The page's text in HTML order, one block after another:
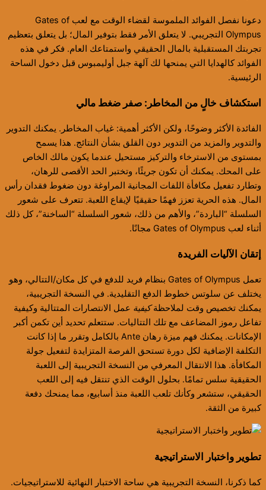
دعونا نفصل الفوائد الملموسة لقضاء الوقت مع لعب Gates of
Olympus التجريبي. لا يتعلق الأمر فقط بتوفير المال؛ بل يتعلق بتعظيم
تجربتك المستقبلية بالمال الحقيقي واستمتاعك العام. فكر في هذه
الفوائد كالهدايا التي يمنحها لك آلهة جبل أوليمبوس قبل دخول الساحة
الرئيسية.
استكشاف خالٍ من المخاطر: صفر ضغط مالي
الفائدة الأكثر وضوحًا، ولكن الأكثر أهمية: غياب المخاطر. يمكنك التدوير
والتدوير والمزيد من التدوير دون القلق بشأن النتائج. هذا يسمح
بمستوى من الاسترخاء والتركيز مستحيل عندما يكون مالك الخاص
على المحك. يمكنك أن تكون جريئًا، وتختبر الحد الأقصى للرهان،
وتطارد تفعيل مكافأة اللفات المجانية المراوغة دون ضغوط فقدان رأس
المال. هذه الحرية تعزز فهمًا حقيقيًا لإيقاع اللعبة. تتعرف على شعور
السلسلة “الباردة”، والأهم من ذلك، شعور السلسلة “الساخنة”، كل ذلك
أثناء لعب Gates of Olympus مجانًا.
إتقان الآليات الفريدة
تعمل Gates of Olympus بنظام فريد للدفع في كل مكان/التتالي، وهو
يختلف عن سلوتس خطوط الدفع التقليدية. في النسخة التجريبية،
يمكنك تخصيص وقت لملاحظةكيفية عمل الانتصارات المتتالية وكيفية
تفاعل رموز المضاعف مع تلك التتاليات. ستتعلم تحديد أين تكمن أكبر
الإمكانات. يمكنك فهم ميزة رهان Ante بالكامل وتقرر ما إذا كانت
التكلفة الإضافية لكل دورة تستحق الفرصة المتزايدة لتفعيل جولة
المكافأة. هذا الانتقال المعرفي من النسخة التجريبية إلى اللعبة
الحقيقية سلس تمامًا. بحلول الوقت الذي تنتقل فيه إلى اللعب
الحقيقي، ستشعر وكأنك تلعب اللعبة منذ أسابيع، مما يمنحك دفعة
كبيرة من الثقة.
تطوير واختبار الاستراتيجية
كما ذكرنا، النسخة التجريبية هي ساحة الاختبار النهائية للاستراتيجيات.